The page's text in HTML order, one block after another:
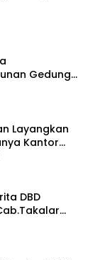
Gedung
Layangkan
Kantor
DBD